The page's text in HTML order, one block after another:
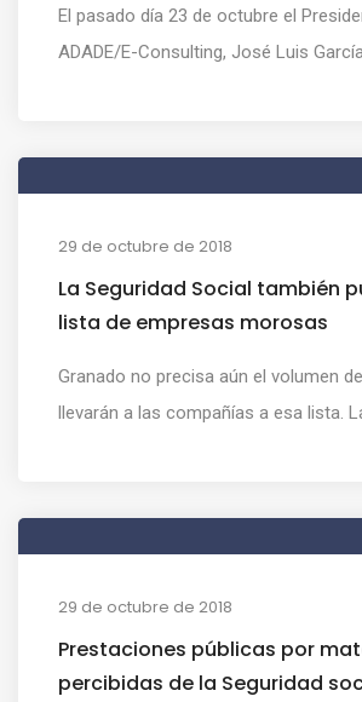
El pasado día 23 de octubre el
ADADE/E-Consulting, José Luis
29 de octubre de 2018
La Seguridad Social también
lista de empresas morosas
Granado no precisa aún el volumen
llevarán a las compañías a esa lista.
29 de octubre de 2018
Prestaciones públicas por
percibidas de la Seguridad